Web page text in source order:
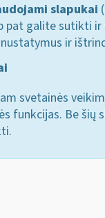
slapukai
pat galite sutikti
ir
svetainės
funkcijas. Be šių